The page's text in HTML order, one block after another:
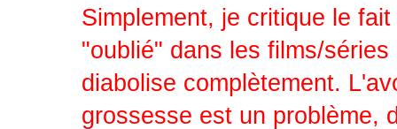
Simplement, je critique le
"oublié" dans les films/
diabolise complètement.
grossesse est un problème,